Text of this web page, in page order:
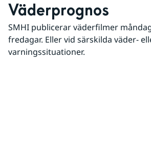
Väderprognos
SMHI publicerar väderfilmer
fredagar. Eller vid särskilda väder-
varningssituationer.